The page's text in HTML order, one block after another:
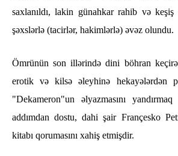
saxlanıldı, lakin günahkar rahib və keşiş
şəxslərlə (tacirlər, hakimlərlə) əvəz olundu.
Ömrünün son illərində dini böhran
erotik və kilsə əleyhinə hekayələrdən
"Dekameron"un əlyazmasını
addımdan dostu, dahi şair Françesko
kitabı qorumasını xahiş etmişdir.